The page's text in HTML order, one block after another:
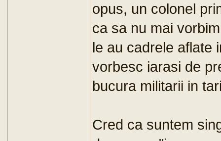
opus, un colonel
ca sa nu mai
le au cadrele aflate
vorbesc iarasi de
bucura militarii in
Cred ca suntem